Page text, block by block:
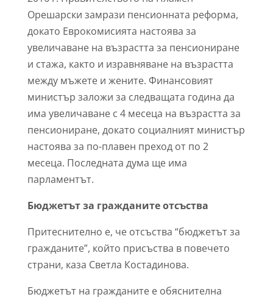
Орешарски замрази пенсионната реформа,
докато Еврокомисията настоява за
увеличаване на възрастта за пенсиониране
и стажа, както и изравняване на възрастта
между мъжете и жените. Финансовият
министър заложи за следващата година да
има увеличаване с 4 месеца на възрастта за
пенсиониране, докато социалният министър
настоява за по-плавен преход от по 2
месеца. Последната дума ще има
парламентът.
Бюджетът за гражданите отсъства
Притеснително е, че отсъства “бюджетът за
гражданите”, който присъства в повечето
страни, каза Светла Костадинова.
Бюджетът на гражданите е обяснителна